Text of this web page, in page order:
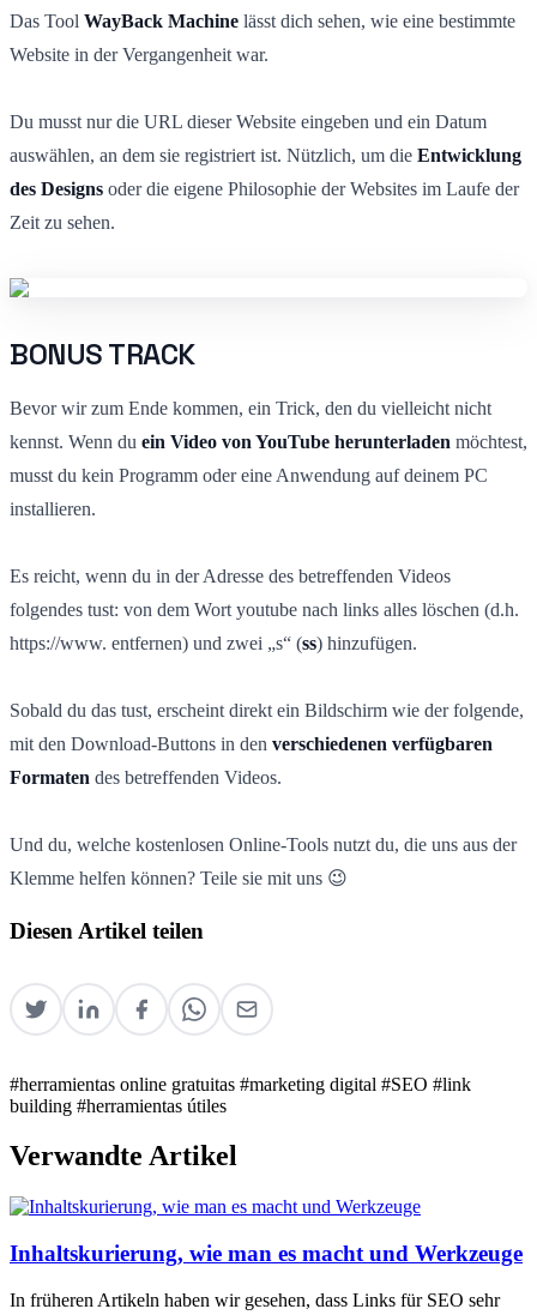
Das Tool WayBack Machine lässt dich sehen, wie eine bestimmte
Website in der Vergangenheit war.
Du musst nur die URL dieser Website eingeben und ein Datum
auswählen, an dem sie registriert ist. Nützlich, um die Entwicklung
des Designs oder die eigene Philosophie der Websites im Laufe der
Zeit zu sehen.
BONUS TRACK
Bevor wir zum Ende kommen, ein Trick, den du vielleicht nicht
kennst. Wenn du ein Video von YouTube herunterladen möchtest,
musst du kein Programm oder eine Anwendung auf deinem PC
installieren.
Es reicht, wenn du in der Adresse des betreffenden Videos
folgendes tust: von dem Wort youtube nach links alles löschen (d.h.
https://www. entfernen) und zwei „s“ (ss) hinzufügen.
Sobald du das tust, erscheint direkt ein Bildschirm wie der folgende,
mit den Download-Buttons in den verschiedenen verfügbaren
Formaten des betreffenden Videos.
Und du, welche kostenlosen Online-Tools nutzt du, die uns aus der
Klemme helfen können? Teile sie mit uns 😉
Diesen Artikel teilen
#herramientas online gratuitas #marketing digital #SEO #link
building #herramientas útiles
Verwandte Artikel
Inhaltskurierung, wie man es macht und Werkzeuge
In früheren Artikeln haben wir gesehen, dass Links für SEO sehr